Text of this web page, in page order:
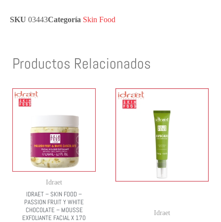
SKU 03443Categoría Skin Food
Productos Relacionados
Idraet
IDRAET – SKIN FOOD –
PASSION FRUIT Y WHITE
CHOCOLATE – MOUSSE
EXFOLIANTE FACIAL X 170
Idraet